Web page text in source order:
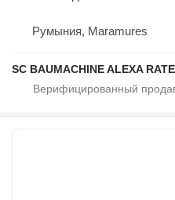
Румыния, Maramures
SC BAUMACHINE ALEXA